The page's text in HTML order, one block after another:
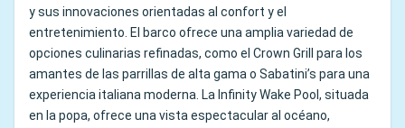
y sus innovaciones orientadas al confort y el
entretenimiento. El barco ofrece una amplia variedad de
opciones culinarias refinadas, como el Crown Grill para los
amantes de las parrillas de alta gama o Sabatini’s para una
experiencia italiana moderna. La Infinity Wake Pool, situada
en la popa, ofrece una vista espectacular al océano,